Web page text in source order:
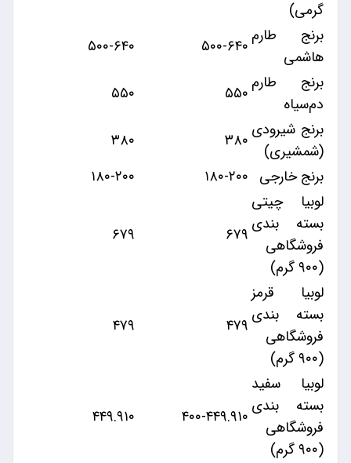
گرمی)
برنج طارم
هاشمی
۵۰۰-۶۴۰
۵۰۰-۶۴۰
برنج طارم
دم‌سیاه
۵۵۰
۵۵۰
برنج شیرودی
(شمشیری)
۳۸۰
۳۸۰
برنج خارجی ۱۸۰-۲۰۰
۱۸۰-۲۰۰
لوبیا چیتی
بسته بندی
فروشگاهی
(۹۰۰ گرم)
۶۷۹ ۶۷۹
لوبیا قرمز
بسته بندی
فروشگاهی
(۹۰۰ گرم)
۴۷۹ ۴۷۹
لوبیا سفید
بسته بندی
فروشگاهی
(۹۰۰ گرم)
۴۰۰-۴۴۹.۹۱۰ ۴۴۹.۹۱۰